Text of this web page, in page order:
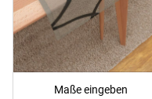
Maße eingeben